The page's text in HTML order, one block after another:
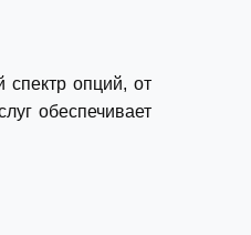
опций, от
обеспечивает